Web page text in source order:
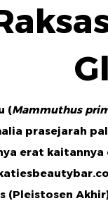
(Mammuthus
prasejarah
erat kaitannya
(Pleistosen